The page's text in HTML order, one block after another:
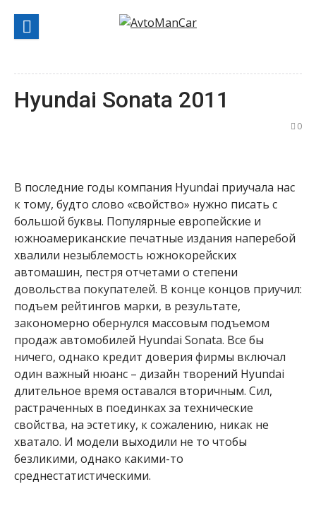
содержанию
Hyundai Sonata 2011
0
В последние годы компания Hyundai приучала нас
к тому, будто слово «свойство» нужно писать с
большой буквы. Популярные европейские и
южноамериканские печатные издания наперебой
хвалили незыблемость южнокорейских
автомашин, пестря отчетами о степени
довольства покупателей. В конце концов приучил:
подъем рейтингов марки, в результате,
закономерно обернулся массовым подъемом
продаж автомобилей Hyundai Sonata. Все бы
ничего, однако кредит доверия фирмы включал
один важный нюанс – дизайн творений Hyundai
длительное время оставался вторичным. Сил,
растраченных в поединках за технические
свойства, на эстетику, к сожалению, никак не
хватало. И модели выходили не то чтобы
безликими, однако какими-то
среднестатистическими.